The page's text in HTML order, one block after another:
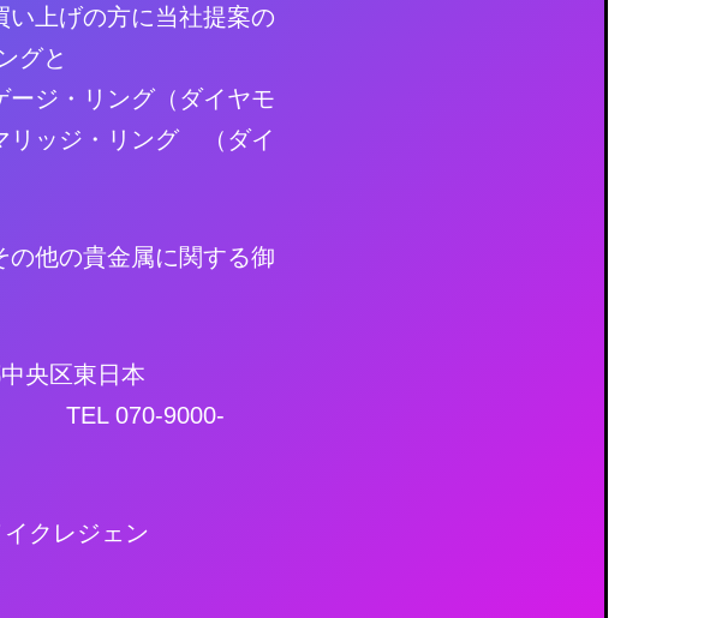
上げの方に当社提案の
グと
（ダイヤモ
ング （ダイ
の他の貴金属に関する御
央区東日本
クレジェン